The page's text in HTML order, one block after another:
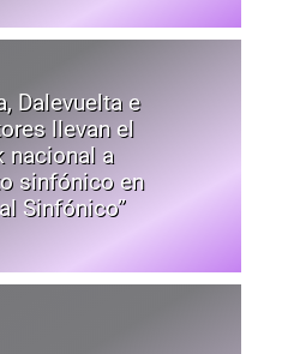
Dalevuelta e
llevan el
nacional a
sinfónico en
Sinfónico”